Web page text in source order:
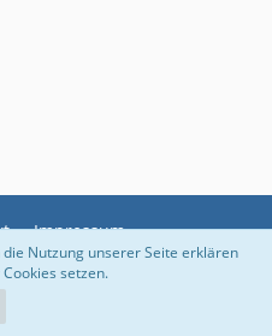
Impressum
Nutzung unserer Seite erklären
setzen.